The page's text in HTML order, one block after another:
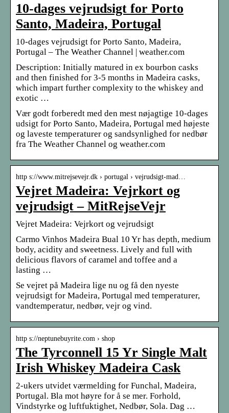
10-dages vejrudsigt for Porto
Santo, Madeira, Portugal
10-dages vejrudsigt for Porto Santo, Madeira,
Portugal – The Weather Channel | weather.com
Description: Initially matured in ex bourbon casks
and then finished for 3-5 months in Madeira casks,
which impart further complexity to the whiskey and
exotic …
Vær godt forberedt med den mest nøjagtige 10-dages
udsigt for Porto Santo, Madeira, Portugal med højeste
og laveste temperaturer og sandsynlighed for nedbør
fra The Weather Channel og weather.com
http s://www.mitrejsevejr.dk › portugal › vejrudsigt-mad…
Vejret Madeira: Vejrkort og
vejrudsigt – MitRejseVejr
Vejret Madeira: Vejrkort og vejrudsigt
Carmo Vinhos Madeira Bual 10 Yr has depth, medium
body, acidity and sweetness. Lively and full with
delicious flavors of caramel and toffee and a
lasting …
Se vejret på Madeira lige nu og få den nyeste
vejrudsigt for Madeira, Portugal med temperaturer,
vandtemperatur, nedbør, vejr og vind.
http s://neptunebuyrite.com › shop
The Tyrconnell 15 Yr Single Malt
Irish Whiskey Madeira Cask
2-ukers utvidet værmelding for Funchal, Madeira,
Portugal. Bla mot høyre for å se mer. Forhold,
Vindstyrke og luftfuktighet, Nedbør, Sola. Dag …